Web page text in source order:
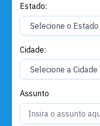
Estado:
Cidade:
Assunto